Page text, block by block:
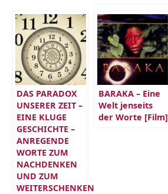
DAS PARADOX
UNSERER ZEIT –
EINE KLUGE
GESCHICHTE –
ANREGENDE
WORTE ZUM
NACHDENKEN
UND ZUM
WEITERSCHENKEN
BARAKA – Eine
Welt jenseits
der Worte [Film]